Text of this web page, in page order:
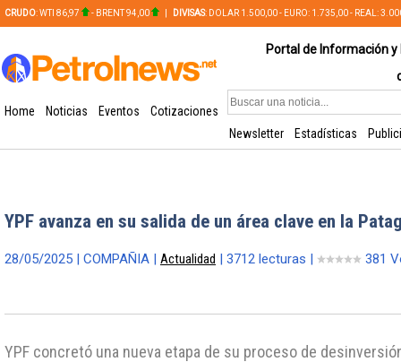
CRUDO: WTI 86,97 - BRENT 94,00 DIVISAS: DOLAR 1.500,00 - EURO: 1.735,00 - REAL:
Portal de Información
Home Noticias Eventos
Cotizaciones
Newsletter
Estadísticas
YPF avanza en su salida de un área clave en la
28/05/2025 | COMPAÑIA | Actualidad | 3712 lecturas | 381
YPF concretó una nueva etapa de su proceso de